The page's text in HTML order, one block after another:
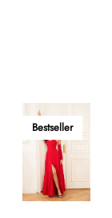
Bestseller